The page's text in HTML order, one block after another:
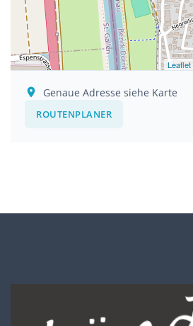
Leaflet
Genaue Adresse siehe Karte
ROUTENPLANER